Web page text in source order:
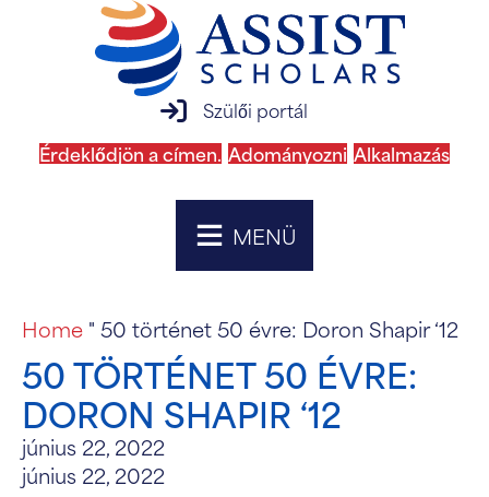
szülői portál bejelentkezés
Szülői portál
Érdeklődjön a címen. Adományozni Alkalmazás
MENÜ
Home " 50 történet 50 évre: Doron Shapir ‘12
50 TÖRTÉNET 50 ÉVRE:
DORON SHAPIR ‘12
június 22, 2022
június 22, 2022